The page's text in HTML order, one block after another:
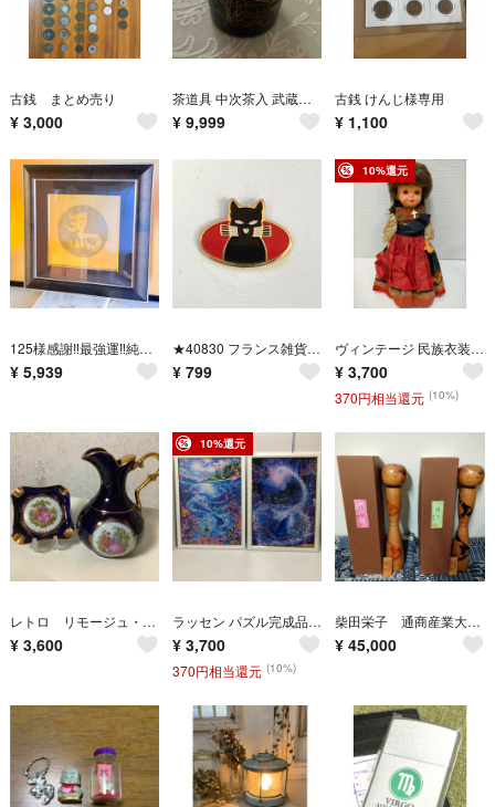
古銭 まとめ売り
¥ 3,000
茶道具 中次茶入 武蔵野蒔絵 佐々木麗峰作
¥ 9,999
古銭 けんじ様専用
¥ 1,100
125様感謝‼️最強運‼️純金「左馬」色紙 書家 作品 開運 大願成就
¥ 5,939
★40830 フランス雑貨 フレンチ ピンズ ピンバッジ クロネコ 黒猫
¥ 799
10%還元
ヴィンテージ 民族衣装 人形 レトロ アンティーク 250912-6Y
¥ 3,700
370円相当還元 (10%)
レトロ リモージュ・キャテル 花瓶 一輪挿し ピッチャー 灰皿 小物入れ 22K
¥ 3,600
10%還元
ラッセン パズル完成品 2点セット イルカ 額入り 113019-2-002T
¥ 3,700
370円相当還元 (10%)
柴田栄子 通商産業大臣賞 【流れ】近代こけし 創作こけし
¥ 45,000